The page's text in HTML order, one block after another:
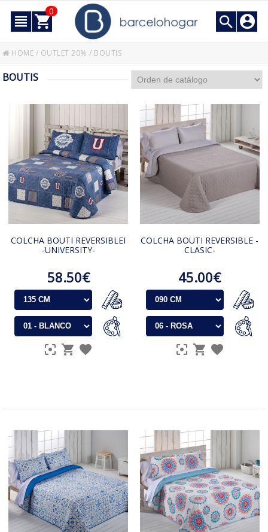
0
HOME / OUTLET 20% / BOUTIS
BOUTIS
COLCHA BOUTI REVERSIBLEI
-UNIVERSITY-
58.50€
COLCHA BOUTI REVERSIBLE -
CLASIC-
45.00€